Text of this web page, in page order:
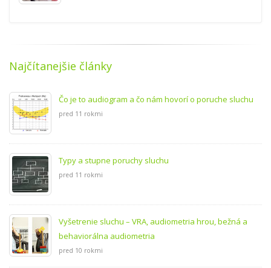
Najčítanejšie články
Čo je to audiogram a čo nám hovorí o poruche sluchu
pred 11 rokmi
Typy a stupne poruchy sluchu
pred 11 rokmi
Vyšetrenie sluchu – VRA, audiometria hrou, bežná a
behaviorálna audiometria
pred 10 rokmi